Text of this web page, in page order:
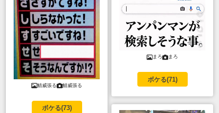
鯖威張る 鯖威張る
ボケる(73)
まろ まろ
ボケる(71)